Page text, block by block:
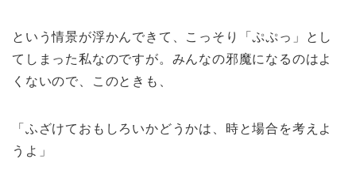
という情景が浮かんできて、こっそり「ぷぷっ」とし
てしまった私なのですが。みんなの邪魔になるのはよ
くないので、このときも、
「ふざけておもしろいかどうかは、時と場合を考えよ
うよ」